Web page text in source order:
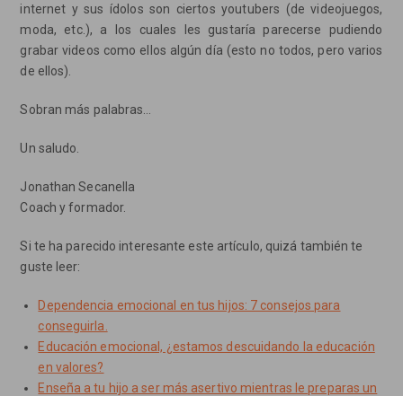
internet y sus ídolos son ciertos youtubers (de videojuegos,
moda, etc.), a los cuales les gustaría parecerse pudiendo
grabar videos como ellos algún día (esto no todos, pero varios
de ellos).
Sobran más palabras…
Un saludo.
Jonathan Secanella
Coach y formador.
Si te ha parecido interesante este artículo, quizá también te
guste leer:
Dependencia emocional en tus hijos: 7 consejos para
conseguirla.
Educación emocional, ¿estamos descuidando la educación
en valores?
Enseña a tu hijo a ser más asertivo mientras le preparas un